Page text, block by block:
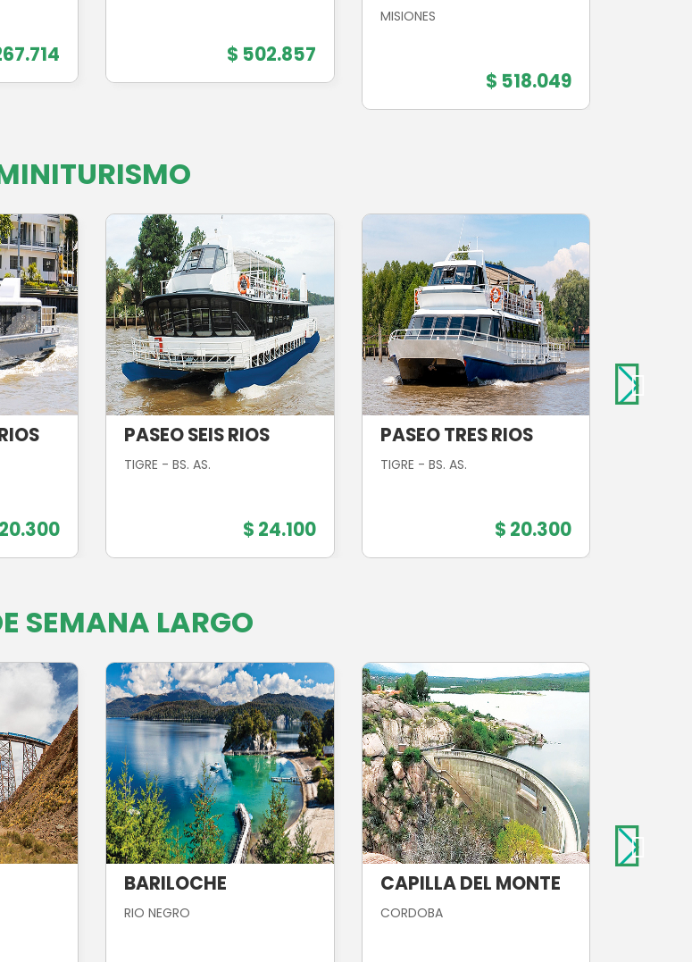
$ 502.857
MISIONES
$ 518.049
PASEO SEIS RIOS
TIGRE - BS. AS.
$ 24.100
PASEO TRES RIOS
TIGRE - BS. AS.
$ 20.300
SEMANA LARGO
BARILOCHE
RIO NEGRO
CAPILLA DEL MONTE
CORDOBA